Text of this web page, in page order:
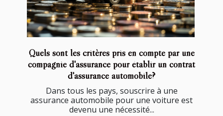
Quels sont les critères pris en compte par une
compagnie d'assurance pour établir un contrat
d'assurance automobile?
Dans tous les pays, souscrire à une
assurance automobile pour une voiture est
devenu une nécessité...